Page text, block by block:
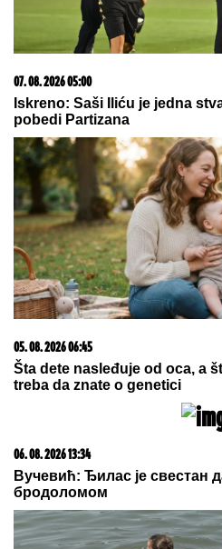
CECU NIKO NIJE
Leti iz Malage za Beograd:
majica i naočare (FOTO)
NOVAK
DA KUPI
Crne Gore
našem